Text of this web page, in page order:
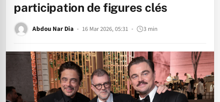
participation de figures clés
Abdou Nar Dia 16 Mar 2026, 05:31 3 min